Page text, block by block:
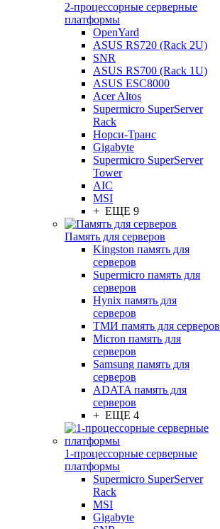
2-процессорные серверные
платформы
OpenYard
ASUS RS720 (Rack 2U)
SNR
ASUS RS700 (Rack 1U)
ASUS ESC8000
Acer Altos
Supermicro SuperServer
Rack
Норси-Транс
Gigabyte
Supermicro SuperServer
Tower
AIC
MSI
+ ЕЩЕ 9
Память для серверов
Kingston память для
серверов
Supermicro память для
серверов
Hynix память для
серверов
ТМИ память для серверов
Micron память для
серверов
Samsung память для
серверов
ADATA память для
серверов
+ ЕЩЕ 4
1-процессорные серверные
платформы
Supermicro SuperServer
Rack
MSI
Gigabyte